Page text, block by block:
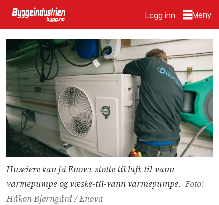
Logg inn
Huseiere kan få Enova-støtte til luft-til-vann
varmepumpe og væske-til-vann varmepumpe. Foto:
Håkon Bjørngård / Enova